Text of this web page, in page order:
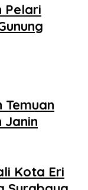
Pelari
Janin
Kota Eri